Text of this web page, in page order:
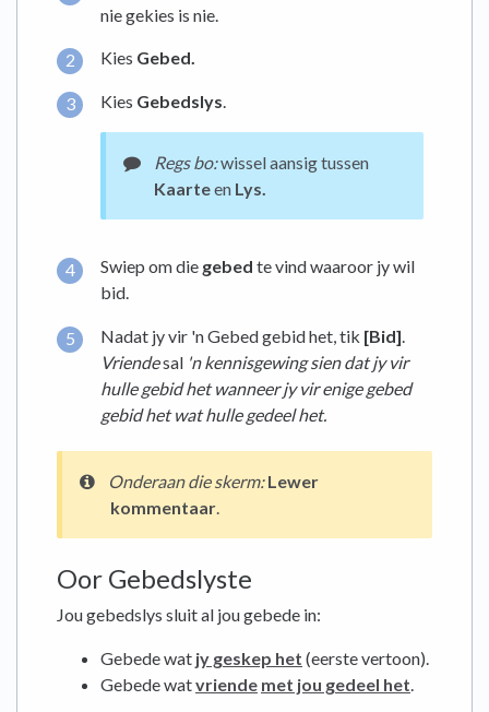
nie gekies is nie.
Kies Gebed.
Kies Gebedslys.
Regs bo:wissel aansig tussen
Kaarteen Lys.
Swiep om die gebed te vind waaroor jy wil
bid.
Nadat jy vir 'n Gebed gebid het, tik [Bid].
Vriendesal 'n kennisgewing sien dat jy vir
hulle gebid het wanneer jy vir enige gebed
gebid het wat hulle gedeel het.
Onderaan die skerm: Lewer
kommentaar.
Oor Gebedslyste
Jou gebedslys sluit al jou gebede in:
Gebede wat jy geskep het (eerste vertoon).
Gebede watvriende met jou gedeel het.